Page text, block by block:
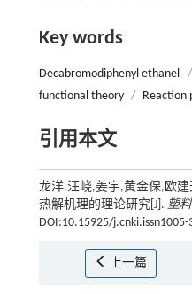
Key words
Decabromodiphenyl ethanel /
functional theory / Reaction
引用本文
龙洋,汪峣,姜宇,黄金保,欧
热解机理的理论研究[J]. 塑
DOI:10.15925/
上一篇